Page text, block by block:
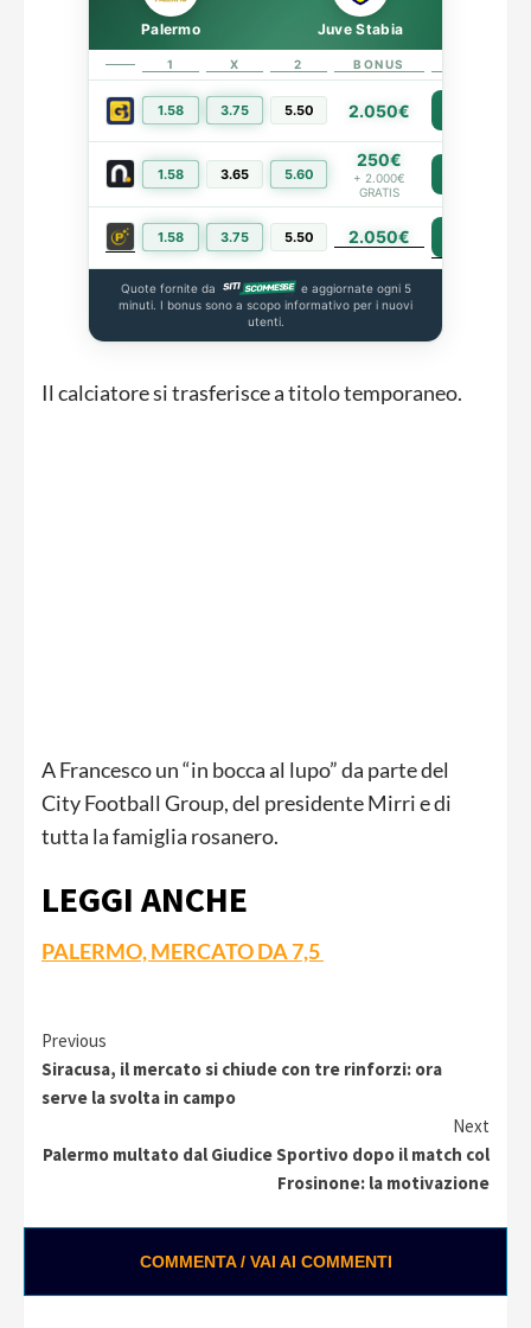
Palermo Juve Stabia
1 X 2 BONUS
1.58 3.75 5.50 2.050€
1.58 3.65 5.60
250€
+ 2.000€
GRATIS
1.58 3.75 5.50 2.050€
Quote fornite da
e aggiornate ogni 5
minuti. I bonus sono a scopo informativo per i nuovi
utenti.
Il calciatore si trasferisce a titolo temporaneo.
A Francesco un “in bocca al lupo” da parte del
City Football Group, del presidente Mirri e di
tutta la famiglia rosanero.
LEGGI ANCHE
PALERMO, MERCATO DA 7,5
Continue
Reading
Previous
Siracusa, il mercato si chiude con tre rinforzi: ora
serve la svolta in campo
Next
Palermo multato dal Giudice Sportivo dopo il match col
Frosinone: la motivazione
COMMENTA / VAI AI COMMENTI